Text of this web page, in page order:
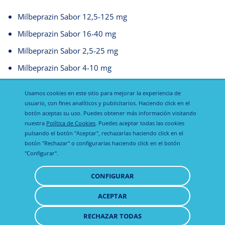
Milbeprazin Sabor 12,5-125 mg
Milbeprazin Sabor 16-40 mg
Milbeprazin Sabor 2,5-25 mg
Milbeprazin Sabor 4-10 mg
Aviso legal
Política de
privacidad
Política de
© 2021 Todos los derechos reservados
Usamos cookies en este sitio para mejorar la experiencia de
usuario, con fines analíticos y publicitarios. Haciendo click en el
botón aceptas su uso. Puedes obtener más información visitando
nuestra Política de Cookies. Puedes aceptar todas las cookies
pulsando el botón "Aceptar", rechazarlas haciendo click en el
botón "Rechazar" o configurarlas haciendo click en el botón
"Configurar".
CONFIGURAR
ACEPTAR
CONSENTIMIENTO
RECHAZAR TODAS